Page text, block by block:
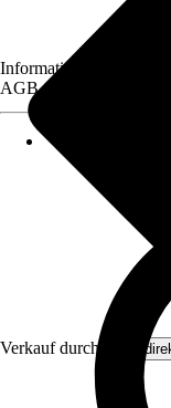
Verkauf durch:
Informationen des
AGB, finden Sie bei